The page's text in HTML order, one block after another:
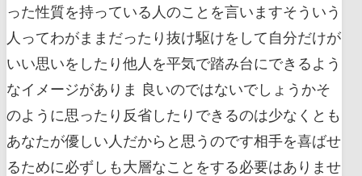
った性質を持っている人のことを言いますそういう
人ってわがままだったり抜け駆けをして自分だけが
いい思いをしたり他人を平気で踏み台にできるよう
なイメージがありま 良いのではないでしょうかそ
のように思ったり反省したりできるのは少なくとも
あなたが優しい人だからと思うのです相手を喜ばせ
るために必ずしも大層なことをする必要はありませ